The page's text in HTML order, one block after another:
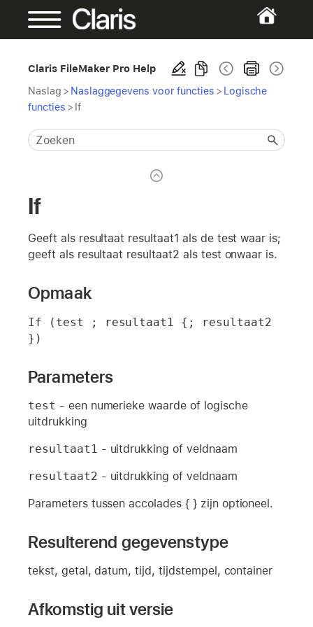
Claris FileMaker Pro Help
Naslag > Naslaggegevens voor functies > Logische
functies > If
If
Geeft als resultaat resultaat1 als de test waar is;
geeft als resultaat resultaat2 als test onwaar is.
Opmaak
If (test ; resultaat1 {; resultaat2
})
Parameters
test - een numerieke waarde of logische
uitdrukking
resultaat1 - uitdrukking of veldnaam
resultaat2 - uitdrukking of veldnaam
Parameters tussen accolades { } zijn optioneel.
Resulterend gegevenstype
tekst, getal, datum, tijd, tijdstempel, container
Afkomstig uit versie